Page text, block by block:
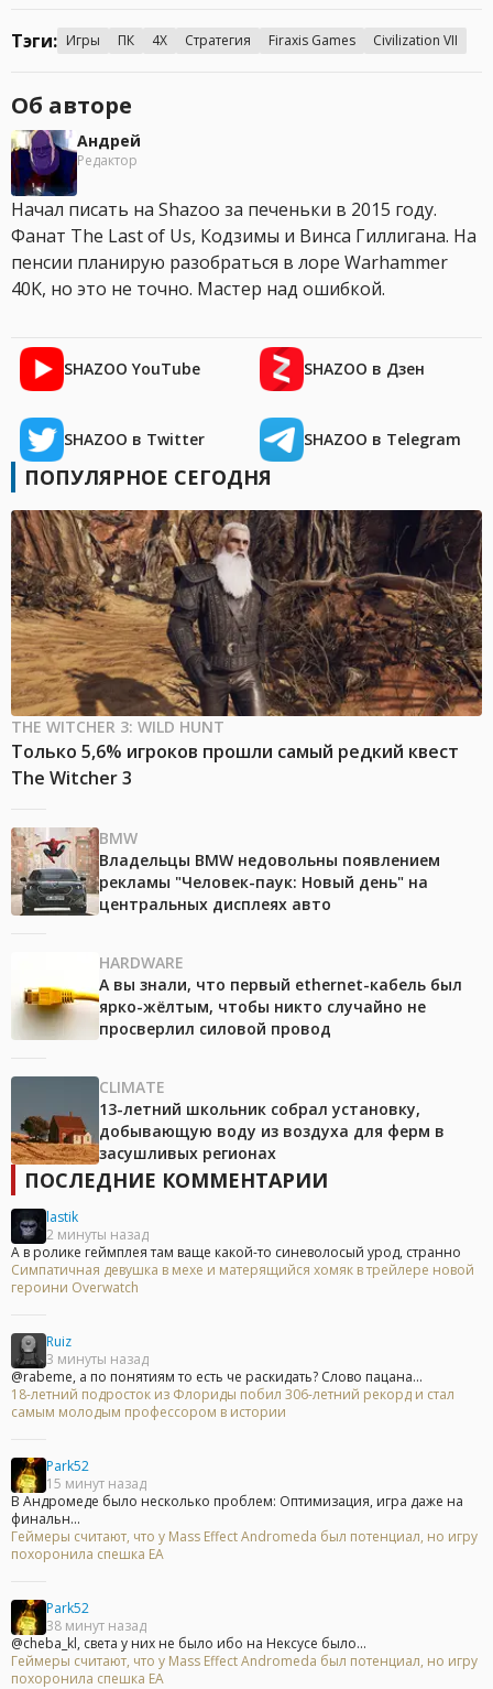
Тэги: Игры ПК 4X Стратегия Firaxis Games Civilization VII
Об авторе
Андрей
Редактор
Начал писать на Shazoo за печеньки в 2015 году.
Фанат The Last of Us, Кодзимы и Винса Гиллигана. На
пенсии планирую разобраться в лоре Warhammer
40K, но это не точно. Мастер над ошибкой.
SHAZOO YouTube SHAZOO в Дзен
SHAZOO в Twitter SHAZOO в Telegram
ПОПУЛЯРНОЕ СЕГОДНЯ
THE WITCHER 3: WILD HUNT
Только 5,6% игроков прошли самый редкий квест
The Witcher 3
BMW
Владельцы BMW недовольны появлением
рекламы "Человек-паук: Новый день" на
центральных дисплеях авто
HARDWARE
А вы знали, что первый ethernet-кабель был
ярко-жёлтым, чтобы никто случайно не
просверлил силовой провод
CLIMATE
13-летний школьник собрал установку,
добывающую воду из воздуха для ферм в
засушливых регионах
ПОСЛЕДНИЕ КОММЕНТАРИИ
lastik
2 минуты назад
А в ролике геймплея там ваще какой-то синеволосый урод, странно
Симпатичная девушка в мехе и матерящийся хомяк в трейлере новой
героини Overwatch
Ruiz
3 минуты назад
@rabeme, а по понятиям то есть че раскидать? Слово пацана...
18-летний подросток из Флориды побил 306-летний рекорд и стал
самым молодым профессором в истории
Park52
15 минут назад
В Андромеде было несколько проблем: Оптимизация, игра даже на
финальн...
Геймеры считают, что у Mass Effect Andromeda был потенциал, но игру
похоронила спешка EA
Park52
38 минут назад
@cheba_kl, света у них не было ибо на Нексусе было...
Геймеры считают, что у Mass Effect Andromeda был потенциал, но игру
похоронила спешка EA